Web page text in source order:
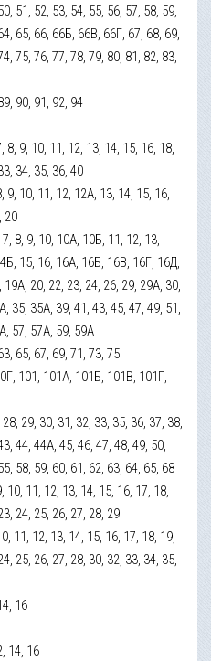
51, 52, 53, 54, 55, 56, 57, 58, 59,
65, 66, 66Б, 66В, 66Г, 67, 68, 69,
75, 76, 77, 78, 79, 80, 81, 82, 83,
90, 91, 92, 94
8, 9, 10, 11, 12, 13, 14, 15, 16, 18,
34, 35, 36, 40
9, 10, 11, 12, 12А, 13, 14, 15, 16,
20
8, 9, 10, 10А, 10Б, 11, 12, 13,
15, 16, 16А, 16Б, 16В, 16Г, 16Д,
19А, 20, 22, 23, 24, 26, 29, 29А, 30,
35, 35А, 39, 41, 43, 45, 47, 49, 51,
57, 57А, 59, 59А
65, 67, 69, 71, 73, 75
101, 101А, 101Б, 101В, 101Г,
29, 30, 31, 32, 33, 35, 36, 37, 38,
44, 44А, 45, 46, 47, 48, 49, 50,
58, 59, 60, 61, 62, 63, 64, 65, 68
10, 11, 12, 13, 14, 15, 16, 17, 18,
24, 25, 26, 27, 28, 29
11, 12, 13, 14, 15, 16, 17, 18, 19,
25, 26, 27, 28, 30, 32, 33, 34, 35,
16
14, 16